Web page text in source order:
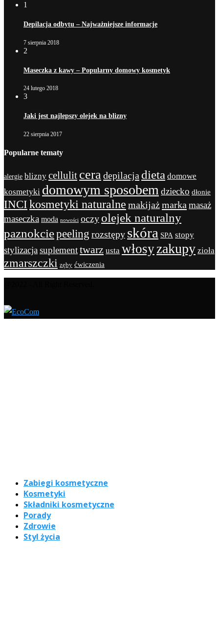
1
Depilacja odbytu – Najważniejsze informacje
7 sierpnia 2018
2
Maseczka z kawy – Popularny domowy kosmetyk
24 lutego 2018
3
Jaki jest najlepszy olejek na blizny
22 sierpnia 2017
Popularne tematy
alergie blizny cellulit ceradepilacja dieta domowe
kosmetyki domowym sposobemdziecko dłonie
INCI kosmetyki naturalne makijażmarka masaż
maseczka moda nowości oczy olejek naturalny
paznokciepeeling rozstępy skóra SPA stopy
stylizacjasuplementtwarz usta włosyzakupy zioła
zmarszczki zęby ćwiczenia
Zabiegi kosmetyczne
Kosmetyki
Składniki kosmetyczne
Porady
Zdrowie
Styl życia